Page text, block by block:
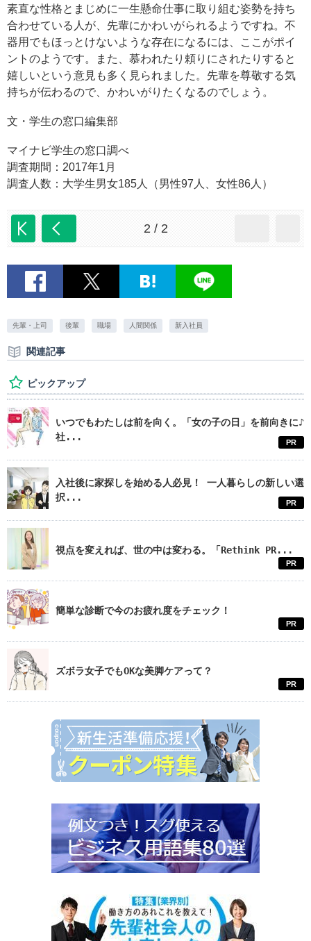
素直な性格とまじめに一生懸命仕事に取り組む姿勢を持ち
合わせている人が、先輩にかわいがられるようですね。不
器用でもほっとけないような存在になるには、ここがポイ
ントのようです。また、慕われたり頼りにされたりすると
嬉しいという意見も多く見られました。先輩を尊敬する気
持ちが伝わるので、かわいがりたくなるのでしょう。
文・学生の窓口編集部
マイナビ学生の窓口調べ
調査期間：2017年1月
調査人数：大学生男女185人（男性97人、女性86人）
2 / 2
先輩・上司 後輩 職場 人間関係 新入社員
関連記事
ピックアップ
いつでもわたしは前を向く。「女の子の日」を前向きに♪
社...
PR
入社後に家探しを始める人必見！ 一人暮らしの新しい選
択...
PR
視点を変えれば、世の中は変わる。「Rethink PR...
PR
簡単な診断で今のお疲れ度をチェック！
PR
ズボラ女子でもOKな美脚ケアって？
PR